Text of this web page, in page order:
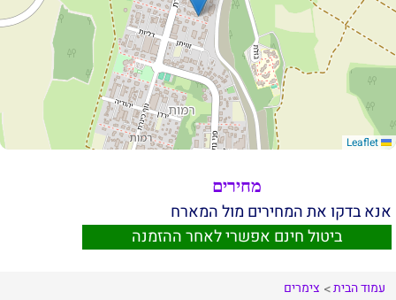
מחירים
אנא בדקו את המחירים מול המארח
ביטול חינם אפשרי לאחר ההזמנה
עמוד הבית
צימרים